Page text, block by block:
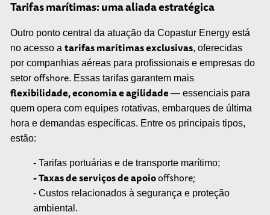
Tarifas marítimas: uma aliada estratégica
Outro ponto central da atuação da Copastur Energy está
no acesso a tarifas marítimas exclusivas, oferecidas
por companhias aéreas para profissionais e empresas do
setor offshore. Essas tarifas garantem mais
flexibilidade, economia e agilidade — essenciais para
quem opera com equipes rotativas, embarques de última
hora e demandas específicas. Entre os principais tipos,
estão:
- Tarifas portuárias e de transporte marítimo;
- Taxas de serviços de apoiooffshore;
- Custos relacionados à segurança e proteção
ambiental.